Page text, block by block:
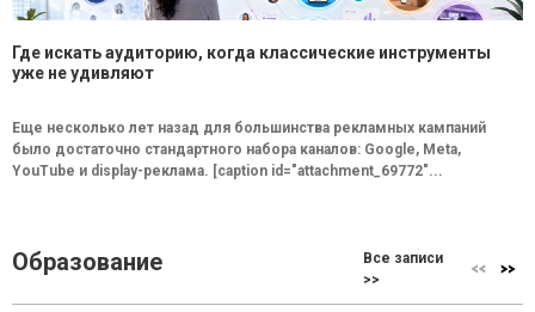
Где искать аудиторию, когда классические инструменты
уже не удивляют
Еще несколько лет назад для большинства рекламных кампаний
было достаточно стандартного набора каналов: Google, Meta,
YouTube и display-реклама. [caption id="attachment_69772"...
Образование
Все записи
>>